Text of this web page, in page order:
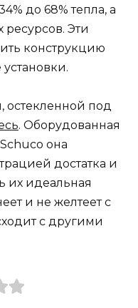
до 68% тепла, а
Эти
конструкцию
остекленной под
. Оборудованная
она
достатка и
их идеальная
и не желтеет с
с другими